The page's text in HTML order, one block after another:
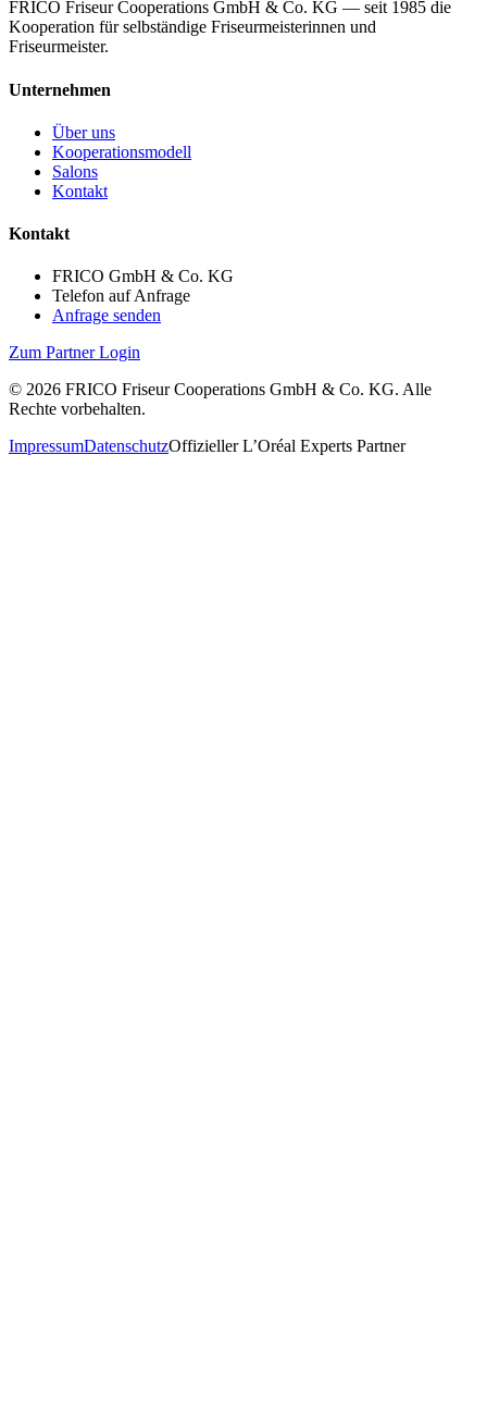
FRICO Friseur Cooperations GmbH & Co. KG — seit 1985 die
Kooperation für selbständige Friseurmeisterinnen und
Friseurmeister.
Unternehmen
Über uns
Kooperationsmodell
Salons
Kontakt
Kontakt
FRICO GmbH & Co. KG
Telefon auf Anfrage
Anfrage senden
Zum Partner Login
© 2026 FRICO Friseur Cooperations GmbH & Co. KG. Alle
Rechte vorbehalten.
ImpressumDatenschutzOffizieller L’Oréal Experts Partner